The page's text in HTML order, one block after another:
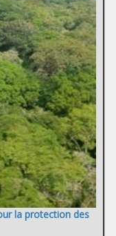
la protection des